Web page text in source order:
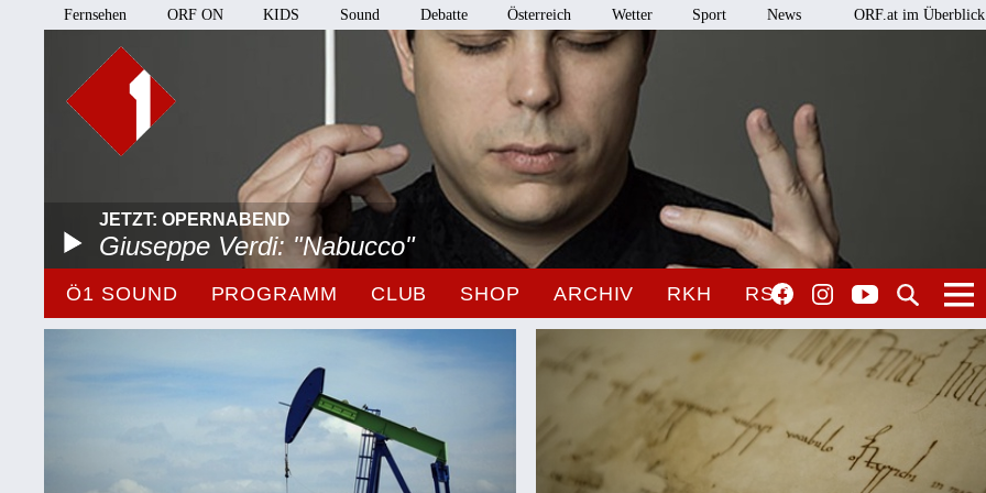
Fernsehen ORF ON KIDS Sound Debatte Österreich Wetter Sport News ORF.at im Überblick
JETZT: OPERNABEND
Giuseppe Verdi: "Nabucco"
Ö1 SOUND PROGRAMM CLUB SHOP ARCHIV RKH RSO